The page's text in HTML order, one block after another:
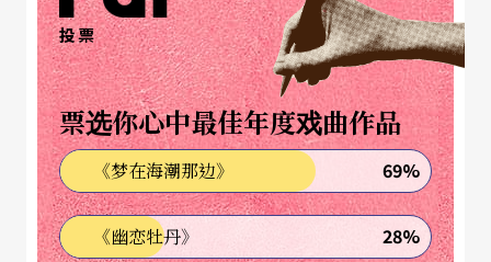
死死，超越生死，张若虚也是生生死死，超越生
死。这种内心的、深度的，对于生命的、时间的感
受感知感应，我觉得这是创新的部分。虽然这部戏
是古典的题材，服装也是古典的，总体呈现还是规
规矩矩的，但内心在体验这些非常深度的哲思时，
我觉得是一种全新的探索和呈现。
投票
票选你心中最佳年度戏曲作品
《梦在海潮那边》 69%
《幽恋牡丹》 28%